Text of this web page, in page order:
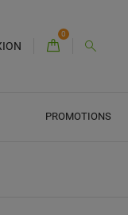
0
PROMOTIONS